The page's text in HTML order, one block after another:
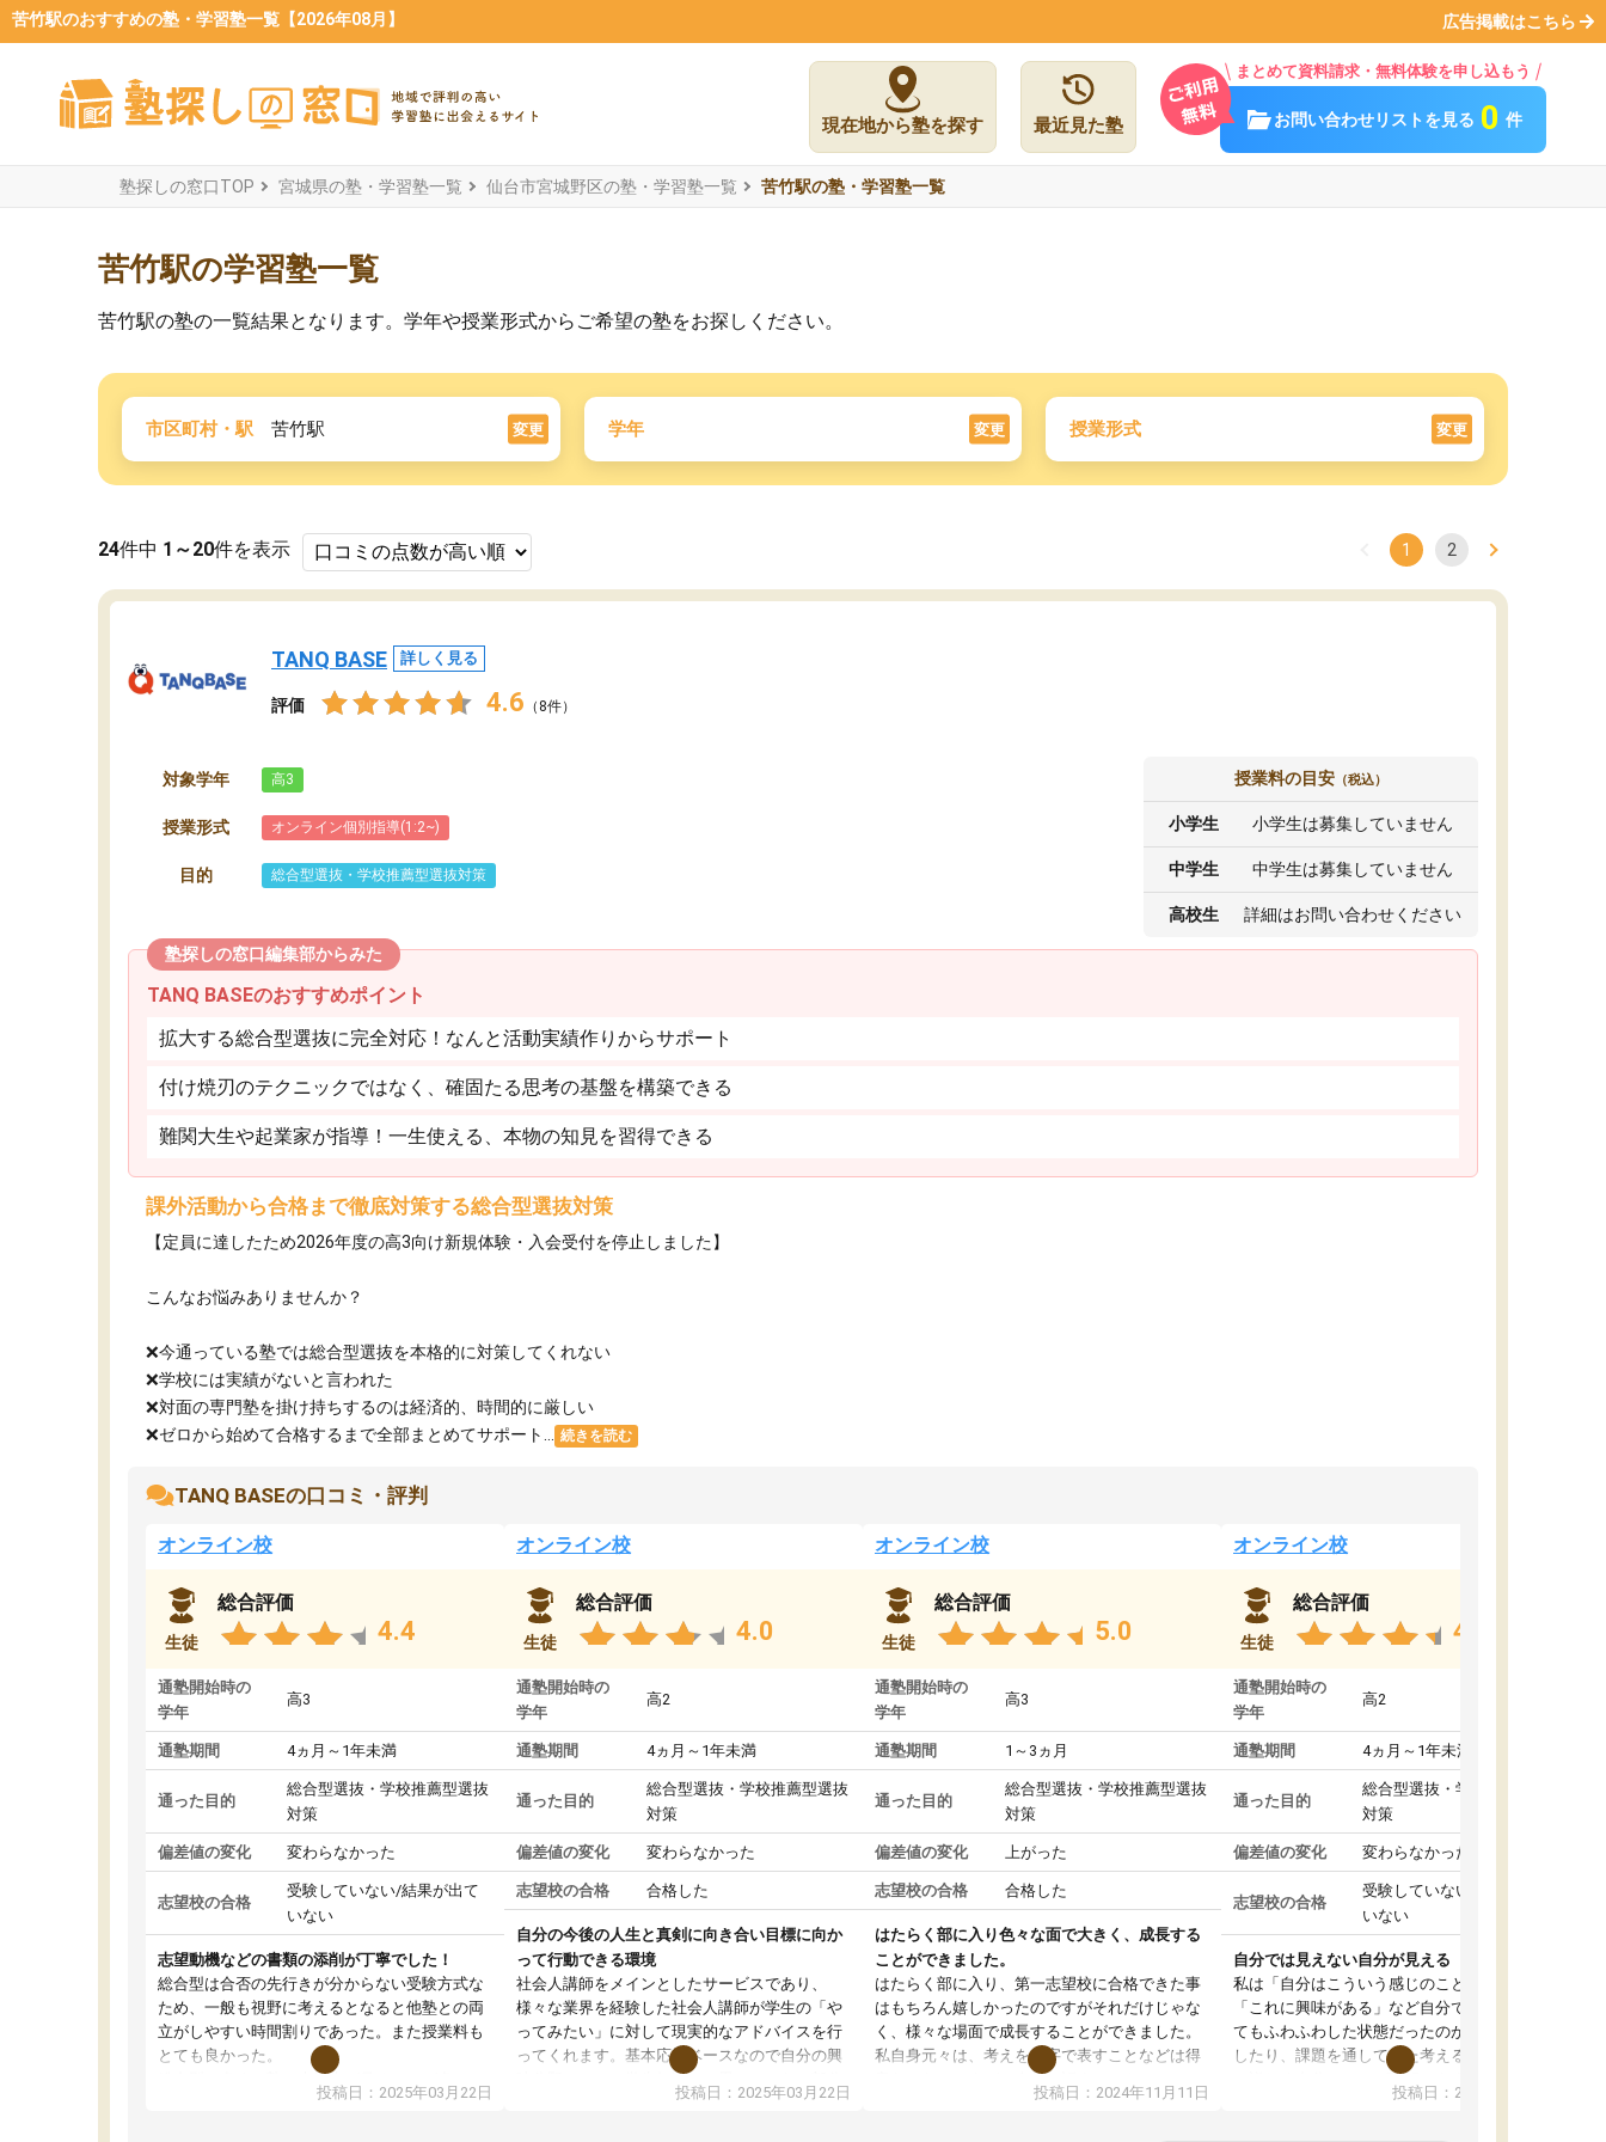
苦竹駅のおすすめの塾・学習塾一覧【2026年08月】 広告掲載はこちら
現在地から塾を探す 最近見た塾
まとめて資料請求・無料体験を申し込もう
お問い合わせリストを見る 0 件
塾探しの窓口TOP 宮城県の塾・学習塾一覧 仙台市宮城野区の塾・学習塾一覧 苦竹駅の塾・学習塾一覧
苦竹駅の学習塾一覧
苦竹駅の塾の一覧結果となります。学年や授業形式からご希望の塾をお探しください。
市区町村・駅 苦竹駅 変更 学年 変更 授業形式 変更
24件中 1～20件を表示 1 2
TANQ BASE 詳しく見る
評価 4.6 （8件）
対象学年 高3
授業形式 オンライン個別指導(1:2~)
目的 総合型選抜・学校推薦型選抜対策
授業料の目安 （税込）
小学生 小学生は募集していません
中学生 中学生は募集していません
高校生 詳細はお問い合わせください
塾探しの窓口編集部からみた
TANQ BASEのおすすめポイント
拡大する総合型選抜に完全対応！なんと活動実績作りからサポート
付け焼刃のテクニックではなく、確固たる思考の基盤を構築できる
難関大生や起業家が指導！一生使える、本物の知見を習得できる
課外活動から合格まで徹底対策する総合型選抜対策
【定員に達したため2026年度の高3向け新規体験・入会受付を停止しました】
こんなお悩みありませんか？
❌今通っている塾では総合型選抜を本格的に対策してくれない
❌学校には実績がないと言われた
❌対面の専門塾を掛け持ちするのは経済的、時間的に厳しい
❌ゼロから始めて合格するまで全部まとめてサポート...
続きを読む
TANQ BASEの口コミ・評判
オンライン校
生徒
総合評価
4.4
通塾開始時の
学年
高3
通塾期間 4ヵ月～1年未満
通った目的
総合型選抜・学校推薦型選抜
対策
偏差値の変化 変わらなかった
志望校の合格
受験していない/結果が出て
いない
志望動機などの書類の添削が丁寧でした！
総合型は合否の先行きが分からない受験方式な
ため、一般も視野に考えるとなると他塾との両
立がしやすい時間割りであった。また授業料も
とても良かった。
総合型の多くの塾は大学生が見ることが多い
が、はたらく部総合型コースは大学生の目だけ
投稿日：2025年03月22日
オンライン校
生徒
総合評価
4.0
通塾開始時の
学年
高2
通塾期間 4ヵ月～1年未満
通った目的
総合型選抜・学校推薦型選抜
対策
偏差値の変化 変わらなかった
志望校の合格 合格した
自分の今後の人生と真剣に向き合い目標に向か
って行動できる環境
社会人講師をメインとしたサービスであり、
様々な業界を経験した社会人講師が学生の「や
ってみたい」に対して現実的なアドバイスを行
ってくれます。基本応援ベースなので自分の興
味分野について学生知識では思いつかない部分
まで深ぼる事が出来ます。
投稿日：2025年03月22日
オンライン校
生徒
総合評価
5.0
通塾開始時の
学年
高3
通塾期間 1～3ヵ月
通った目的
総合型選抜・学校推薦型選抜
対策
偏差値の変化 上がった
志望校の合格 合格した
はたらく部に入り色々な面で大きく、成長する
ことができました。
はたらく部に入り、第一志望校に合格できた事
はもちろん嬉しかったのですがそれだけじゃな
く、様々な場面で成長することができました。
私自身元々は、考えを文字で表すことなどは得
意だったのですが、人前で話すことやコミュニ
ケーションをとることが苦手でした。
投稿日：2024年11月11日
オンライン校
生徒
総合評価
4.8
通塾開始時の
学年
高2
通塾期間 4ヵ月～1年未満
通った目的
総合型選抜・学校推薦型選抜
対策
偏差値の変化 変わらなかった
志望校の合格
受験していない/結果が出て
いない
自分では見えない自分が見える
私は「自分はこういう感じのことがしたい」
「これに興味がある」など自分で自己分析をし
てもふわふわした状態だったのが、コーチと話
したり、課題を通してまた考えることで、もっ
と詳しく自分のことが理解できました。いつで
も質問できるので、そこも1つの魅力です。ま
投稿日：2024年10月31日